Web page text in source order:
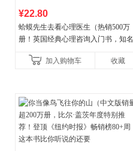
¥22.80
蛤蟆先生去看心理医生（热销500万
册！英国经典心理咨询入门书，知名
加入购物车
收藏